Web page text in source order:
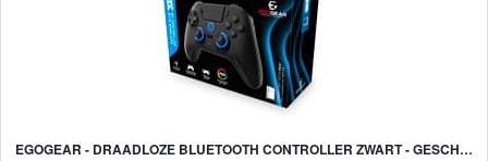
EGOGEAR - DRAADLOZE BLUETOOTH CONTROLLER ZWART - GESCHIKT VOOR PS4, PS3 EN PC